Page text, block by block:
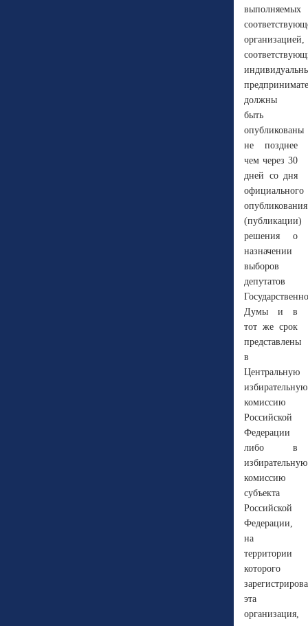
выполняемых
организацией,
должны
быть
опубликованы
не позднее
чем через 30
дней со дня
официального
опубликования
(публикации)
решения о
назначении
выборов
депутатов
Думы и в
тот же срок
представлены
в
Центральную
избирательную
комиссию
Российской
Федерации
либо в
избирательную
комиссию
субъекта
Российской
Федерации,
на
территории
которого
эта
организация,